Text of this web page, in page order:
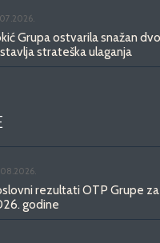
Grupa ostvarila snažan
strateška ulaganja
rezultati OTP Grupe
godine